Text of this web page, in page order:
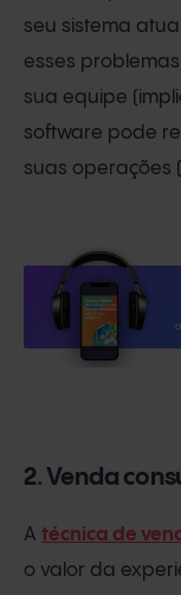
seu sistema
esses
sua equipe
software pode
suas operações
2. Venda
A técnica de
o valor da